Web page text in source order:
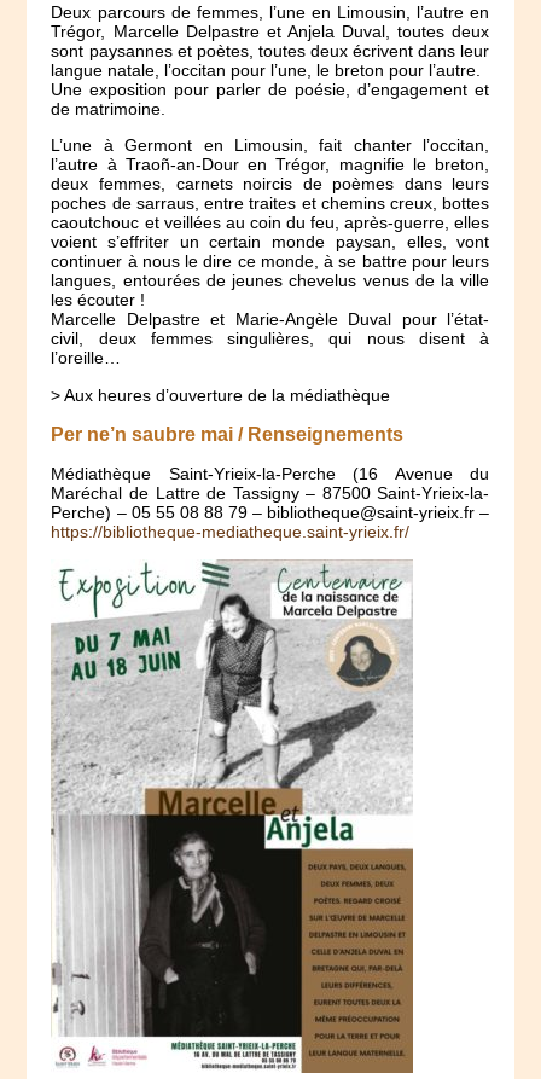
Deux parcours de femmes, l’une en Limousin, l’autre en
Trégor, Marcelle Delpastre et Anjela Duval, toutes deux
sont paysannes et poètes, toutes deux écrivent dans leur
langue natale, l’occitan pour l’une, le breton pour l’autre.
Une exposition pour parler de poésie, d’engagement et
de matrimoine.
L’une à Germont en Limousin, fait chanter l’occitan,
l’autre à Traoñ-an-Dour en Trégor, magnifie le breton,
deux femmes, carnets noircis de poèmes dans leurs
poches de sarraus, entre traites et chemins creux, bottes
caoutchouc et veillées au coin du feu, après-guerre, elles
voient s’effriter un certain monde paysan, elles, vont
continuer à nous le dire ce monde, à se battre pour leurs
langues, entourées de jeunes chevelus venus de la ville
les écouter !
Marcelle Delpastre et Marie-Angèle Duval pour l’état-
civil, deux femmes singulières, qui nous disent à
l’oreille…
> Aux heures d’ouverture de la médiathèque
Per ne’n saubre mai / Renseignements
Médiathèque Saint-Yrieix-la-Perche (16 Avenue du
Maréchal de Lattre de Tassigny – 87500 Saint-Yrieix-la-
Perche) – 05 55 08 88 79 – bibliotheque@saint-yrieix.fr –
https://bibliotheque-mediatheque.saint-yrieix.fr/